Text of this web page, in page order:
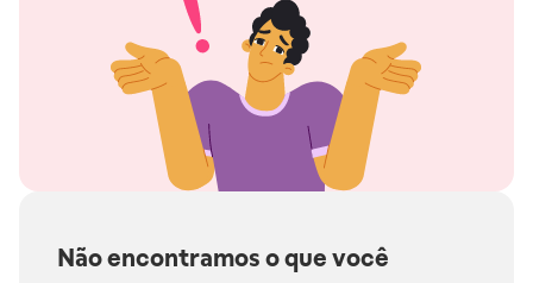
Não encontramos o que você